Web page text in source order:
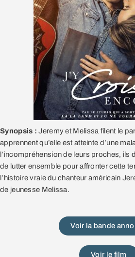
Synopsis : Jeremy et Melissa filent le
apprennent qu’elle est atteinte d’une
l’incompréhension de leurs proches, ils
de lutter ensemble pour affronter cette
l’histoire vraie du chanteur américain
de jeunesse Melissa.
Voir la bande
Voir le film